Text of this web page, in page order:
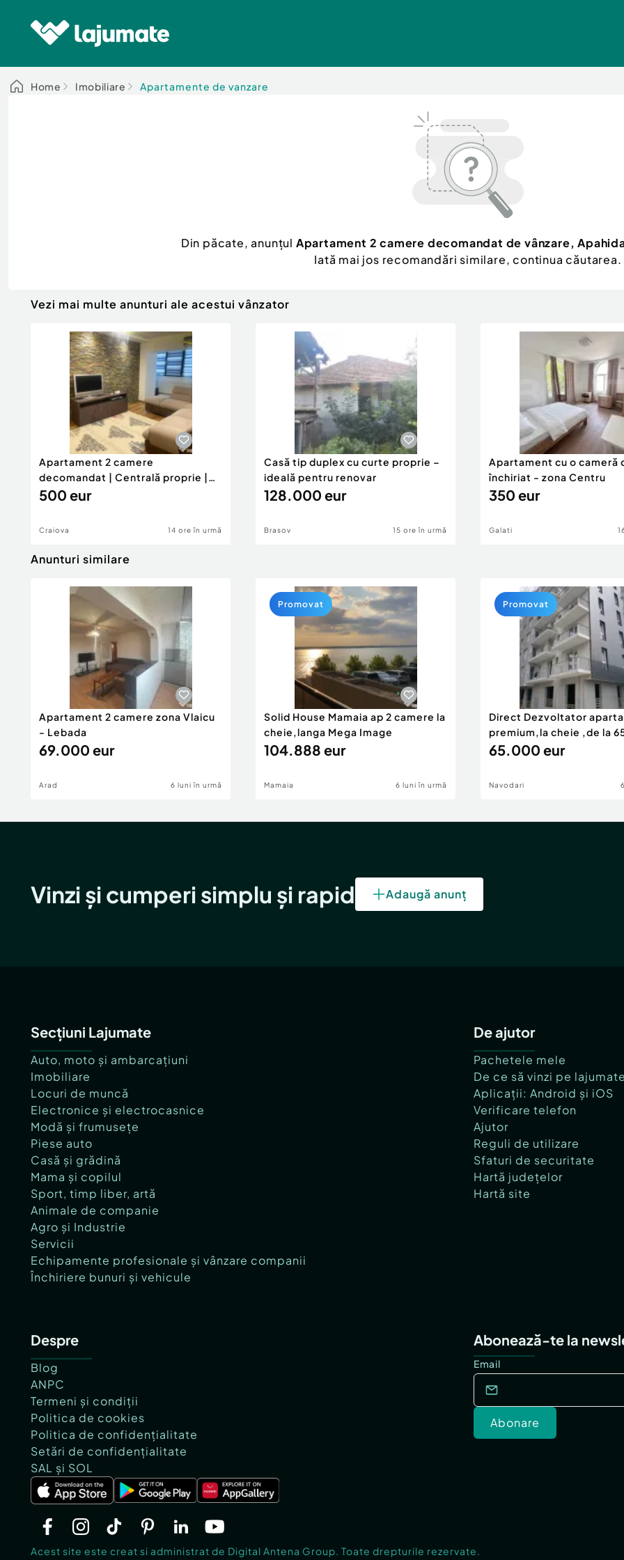
Home Imobiliare Apartamente de vanzare
Din păcate, anunțul Apartament 2 camere decomandat de vânzare,
Iată mai jos recomandări similare, continua căutarea.
Vezi mai multe anunturi ale acestui vânzator
Apartament 2 camere
decomandat | Centrală proprie |
60 mp |
500 eur
Craiova 14 ore în urmă
Casă tip duplex cu curte proprie –
ideală pentru renovar
128.000 eur
Brasov 15 ore în urmă
Apartament cu o cameră
închiriat - zona Centru
350 eur
Galati
Anunturi similare
Apartament 2 camere zona Vlaicu
- Lebada
69.000 eur
Arad 6 luni în urmă
Solid House Mamaia ap 2 camere la
cheie,langa Mega Image
104.888 eur
Mamaia 6 luni în urmă
Promovat
Direct Dezvoltator
premium,la cheie ,de la
eur
65.000 eur
Navodari
Promovat
Vinzi și cumperi simplu și rapid Adaugă anunț
Secțiuni Lajumate
Auto, moto și ambarcațiuni
Imobiliare
Locuri de muncă
Electronice și electrocasnice
Modă și frumusețe
Piese auto
Casă și grădină
Mama și copilul
Sport, timp liber, artă
Animale de companie
Agro și Industrie
Servicii
Echipamente profesionale și vânzare companii
Închiriere bunuri și vehicule
De ajutor
Pachetele mele
De ce să vinzi pe
Aplicații: Android și iOS
Verificare telefon
Ajutor
Reguli de utilizare
Sfaturi de securitate
Hartă județelor
Hartă site
Despre
Blog
ANPC
Termeni și condiții
Politica de cookies
Politica de confidențialitate
Setări de confidențialitate
SAL și SOL
Abonează-te la
Email
Abonare
Acest site este creat si administrat de Digital Antena Group. Toate drepturile rezervate.